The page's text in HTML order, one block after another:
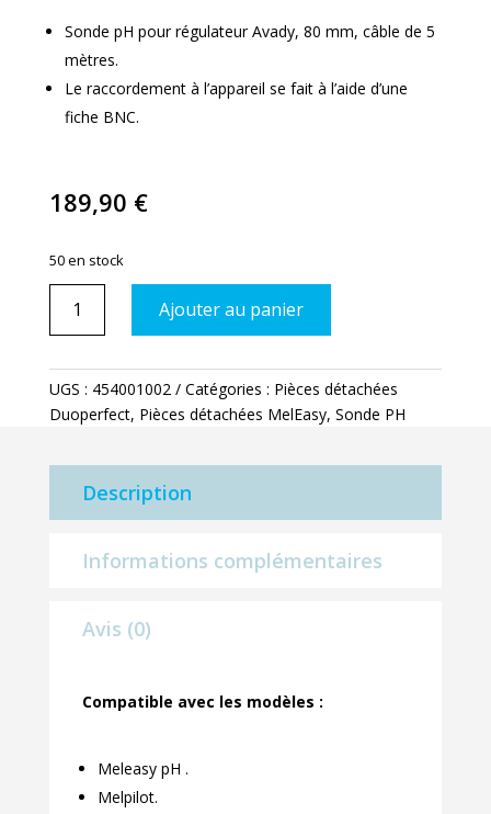
Sonde pH pour régulateur Avady, 80 mm, câble de 5
mètres.
Le raccordement à l’appareil se fait à l’aide d’une
fiche BNC.
189,90 €
50 en stock
pH
Ajouter au panier
UGS : 454001002 Catégories : Pièces détachées
Duoperfect, Pièces détachées MelEasy, Sonde PH
Description
Informations complémentaires
Avis (0)
Compatible avec les modèles :
Meleasy pH .
Melpilot.